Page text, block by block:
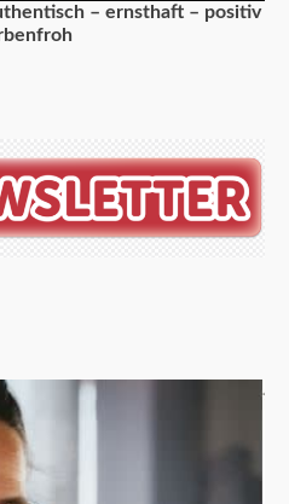
– ernsthaft – positiv